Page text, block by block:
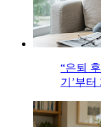
“은퇴
기’부